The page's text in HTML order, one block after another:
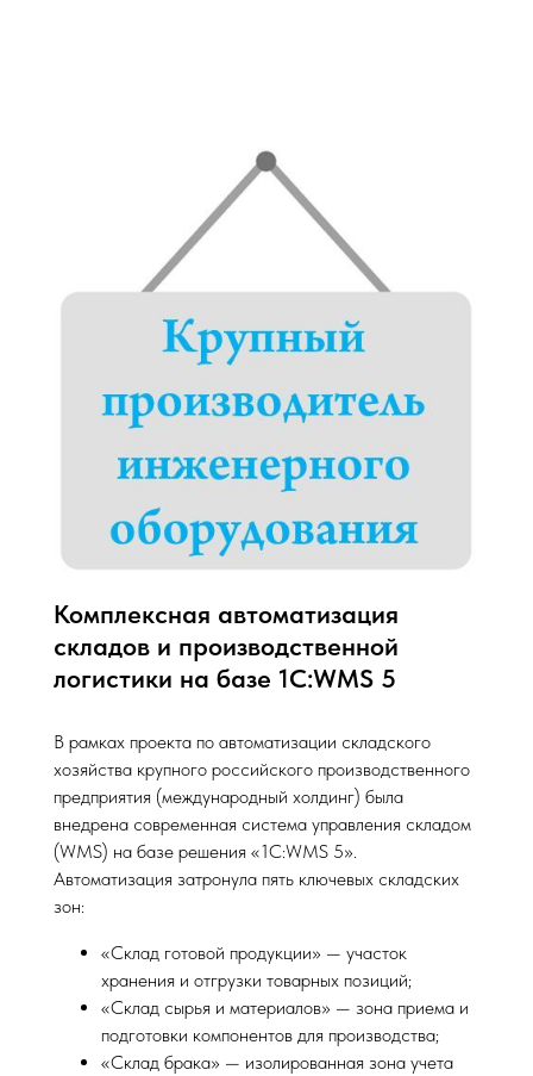
Комплексная автоматизация
складов и производственной
логистики на базе 1С:WMS 5
В рамках проекта по автоматизации складского
хозяйства крупного российского производственного
предприятия (международный холдинг) была
внедрена современная система управления складом
(WMS) на базе решения «1С:WMS 5».
Автоматизация затронула пять ключевых складских
зон:
«Склад готовой продукции» — участок
хранения и отгрузки товарных позиций;
«Склад сырья и материалов» — зона приема и
подготовки компонентов для производства;
«Склад брака» — изолированная зона учета